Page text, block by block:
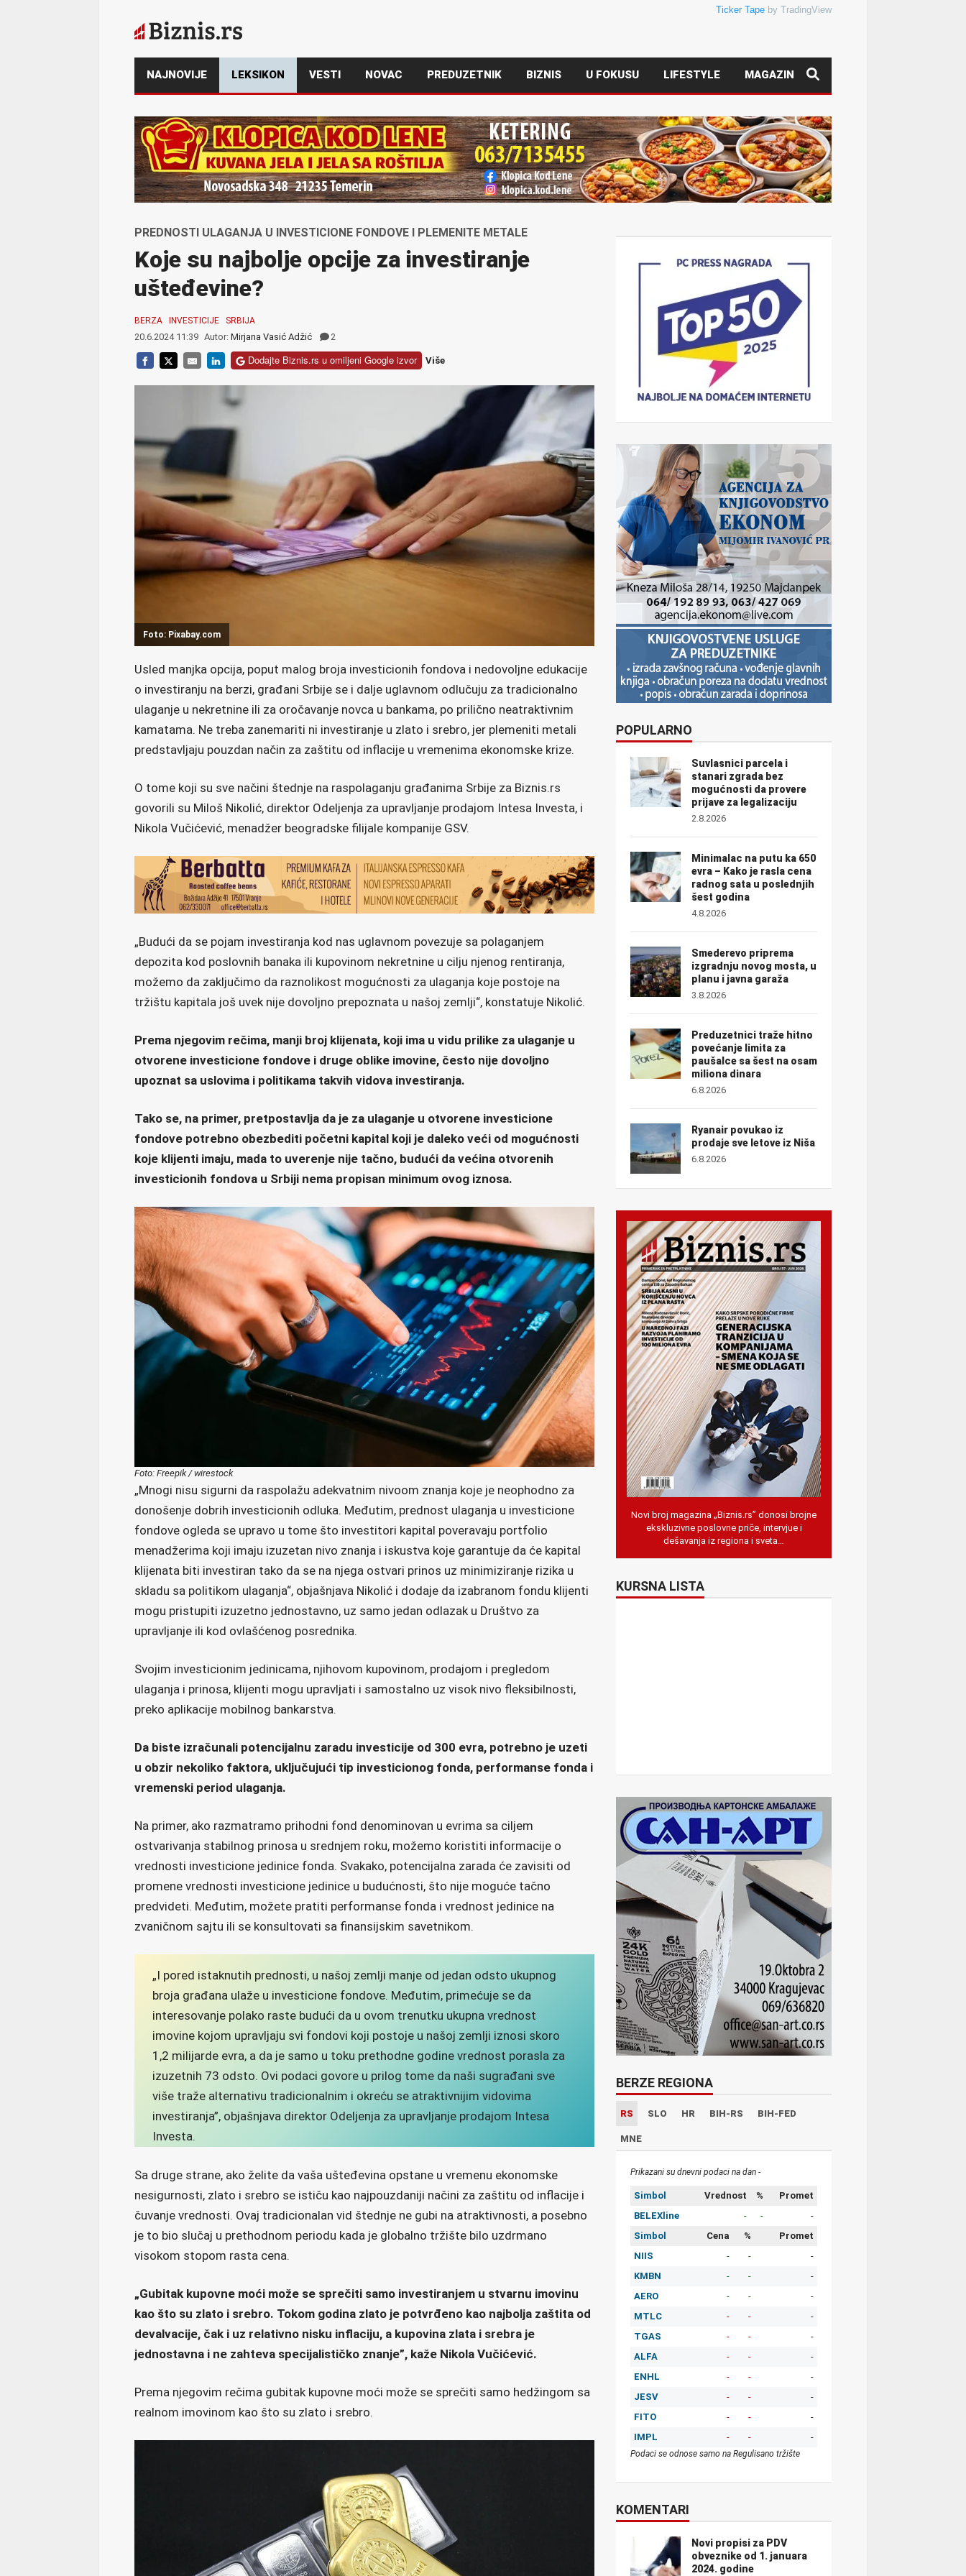
Ticker Tape by TradingView
NAJNOVIJE LEKSIKON VESTI NOVAC PREDUZETNIK BIZNIS U FOKUSU LIFESTYLE MAGAZIN
PREDNOSTI ULAGANJA U INVESTICIONE FONDOVE I PLEMENITE METALE
Koje su najbolje opcije za investiranje
ušteđevine?
BERZA INVESTICIJE SRBIJA
20.6.2024 11:39 Autor: Mirjana Vasić Adžić 2
Dodajte Biznis.rs u omiljeni Google izvor Više
Foto: Pixabay.com
Usled manjka opcija, poput malog broja investicionih fondova i nedovoljne edukacije
o investiranju na berzi, građani Srbije se i dalje uglavnom odlučuju za tradicionalno
ulaganje u nekretnine ili za oročavanje novca u bankama, po prilično neatraktivnim
kamatama. Ne treba zanemariti ni investiranje u zlato i srebro, jer plemeniti metali
predstavljaju pouzdan način za zaštitu od inflacije u vremenima ekonomske krize.
O tome koji su sve načini štednje na raspolaganju građanima Srbije za Biznis.rs
govorili su Miloš Nikolić, direktor Odeljenja za upravljanje prodajom Intesa Investa, i
Nikola Vučićević, menadžer beogradske filijale kompanije GSV.
„Budući da se pojam investiranja kod nas uglavnom povezuje sa polaganjem
depozita kod poslovnih banaka ili kupovinom nekretnine u cilju njenog rentiranja,
možemo da zaključimo da raznolikost mogućnosti za ulaganja koje postoje na
tržištu kapitala još uvek nije dovoljno prepoznata u našoj zemlji“, konstatuje Nikolić.
Prema njegovim rečima, manji broj klijenata, koji ima u vidu prilike za ulaganje u
otvorene investicione fondove i druge oblike imovine, često nije dovoljno
upoznat sa uslovima i politikama takvih vidova investiranja.
Tako se, na primer, pretpostavlja da je za ulaganje u otvorene investicione
fondove potrebno obezbediti početni kapital koji je daleko veći od mogućnosti
koje klijenti imaju, mada to uverenje nije tačno, budući da većina otvorenih
investicionih fondova u Srbiji nema propisan minimum ovog iznosa.
Foto: Freepik / wirestock
„Mnogi nisu sigurni da raspolažu adekvatnim nivoom znanja koje je neophodno za
donošenje dobrih investicionih odluka. Međutim, prednost ulaganja u investicione
fondove ogleda se upravo u tome što investitori kapital poveravaju portfolio
menadžerima koji imaju izuzetan nivo znanja i iskustva koje garantuje da će kapital
klijenata biti investiran tako da se na njega ostvari prinos uz minimiziranje rizika u
skladu sa politikom ulaganja“, objašnjava Nikolić i dodaje da izabranom fondu klijenti
mogu pristupiti izuzetno jednostavno, uz samo jedan odlazak u Društvo za
upravljanje ili kod ovlašćenog posrednika.
Svojim investicionim jedinicama, njihovom kupovinom, prodajom i pregledom
ulaganja i prinosa, klijenti mogu upravljati i samostalno uz visok nivo fleksibilnosti,
preko aplikacije mobilnog bankarstva.
Da biste izračunali potencijalnu zaradu investicije od 300 evra, potrebno je uzeti
u obzir nekoliko faktora, uključujući tip investicionog fonda, performanse fonda i
vremenski period ulaganja.
Na primer, ako razmatramo prihodni fond denominovan u evrima sa ciljem
ostvarivanja stabilnog prinosa u srednjem roku, možemo koristiti informacije o
vrednosti investicione jedinice fonda. Svakako, potencijalna zarada će zavisiti od
promene vrednosti investicione jedinice u budućnosti, što nije moguće tačno
predvideti. Međutim, možete pratiti performanse fonda i vrednost jedinice na
zvaničnom sajtu ili se konsultovati sa finansijskim savetnikom.
„I pored istaknutih prednosti, u našoj zemlji manje od jedan odsto ukupnog
broja građana ulaže u investicione fondove. Međutim, primećuje se da
interesovanje polako raste budući da u ovom trenutku ukupna vrednost
imovine kojom upravljaju svi fondovi koji postoje u našoj zemlji iznosi skoro
1,2 milijarde evra, a da je samo u toku prethodne godine vrednost porasla za
izuzetnih 73 odsto. Ovi podaci govore u prilog tome da naši sugrađani sve
više traže alternativu tradicionalnim i okreću se atraktivnijim vidovima
investiranja”, objašnjava direktor Odeljenja za upravljanje prodajom Intesa
Investa.
Sa druge strane, ako želite da vaša ušteđevina opstane u vremenu ekonomske
nesigurnosti, zlato i srebro se ističu kao najpouzdaniji načini za zaštitu od inflacije i
čuvanje vrednosti. Ovaj tradicionalan vid štednje ne gubi na atraktivnosti, a posebno
je to bio slučaj u prethodnom periodu kada je globalno tržište bilo uzdrmano
visokom stopom rasta cena.
„Gubitak kupovne moći može se sprečiti samo investiranjem u stvarnu imovinu
kao što su zlato i srebro. Tokom godina zlato je potvrđeno kao najbolja zaštita od
devalvacije, čak i uz relativno nisku inflaciju, a kupovina zlata i srebra je
jednostavna i ne zahteva specijalističko znanje”, kaže Nikola Vučićević.
Prema njegovim rečima gubitak kupovne moći može se sprečiti samo hedžingom sa
realnom imovinom kao što su zlato i srebro.
POPULARNO
Suvlasnici parcela i
stanari zgrada bez
mogućnosti da provere
prijave za legalizaciju
2.8.2026
Minimalac na putu ka 650
evra – Kako je rasla cena
radnog sata u poslednjih
šest godina
4.8.2026
Smederevo priprema
izgradnju novog mosta, u
planu i javna garaža
3.8.2026
Preduzetnici traže hitno
povećanje limita za
paušalce sa šest na osam
miliona dinara
6.8.2026
Ryanair povukao iz
prodaje sve letove iz Niša
6.8.2026
Novi broj magazina „Biznis.rs” donosi brojne
ekskluzivne poslovne priče, intervjue i
dešavanja iz regiona i sveta…
KURSNA LISTA
BERZE REGIONA
RS SLO HR BIH-RS BIH-FED
MNE
Prikazani su dnevni podaci na dan -
Simbol Vrednost %
Promet
BELEXline
- -
-
Simbol
Cena %
Promet
NIIS
- -
-
KMBN
- -
-
AERO
- -
-
MTLC
- -
-
TGAS
- -
-
ALFA
- -
-
ENHL
- -
-
JESV
- -
-
FITO
- -
-
IMPL
- - -
Podaci se odnose samo na Regulisano tržište
KOMENTARI
Novi propisi za PDV
obveznike od 1. januara
2024. godine